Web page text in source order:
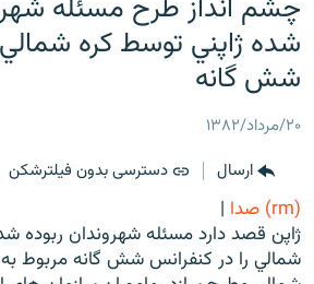
منوی
اصلی
رفتن
صفحه
جهان
رادیو
گزارش‌های تصویری
گزارش‌های ویدئویی
زنان فردا
English
چشم انداز طرح مسئله
شده ژاپني توسط کره
شش گانه
۲۰/مرداد/۱۳۸۲
ارسال
دسترسی بدون فیلترشکن
(rm) صدا
|
ژاپن قصد دارد مسئله شهروندان ربوده
شمالي را در کنفرانس شش گانه مربوط به